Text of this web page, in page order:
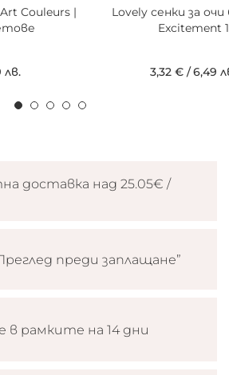
Couleurs |
лв.
Lovely сенки за
Excitement 1
3,32 € /6,49
доставка над 25.05€ /
преди заплащане”
в рамките на 14 дни